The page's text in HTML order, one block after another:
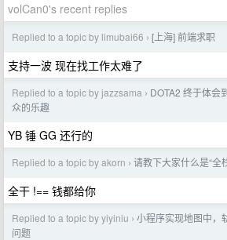
volCan0's recent replies
Replied to a topic by limubai66 › [上海] 前端求职
支持一波 现在找工作太难了
Replied to a topic by jazzsama › DOTA2 终于体会
众的乐趣
YB 锤 GG 还行的
Replied to a topic by akorn › 请教下大家什么是“全
全干 !== 钱都给你
Replied to a topic by yiyiniu › 小程序实现地图中，
问题